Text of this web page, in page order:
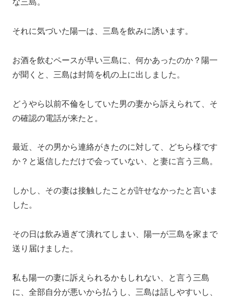
な三島。
それに気づいた陽一は、三島を飲みに誘います。
お酒を飲むペースが早い三島に、何かあったのか？陽一
が聞くと、三島は封筒を机の上に出しました。
どうやら以前不倫をしていた男の妻から訴えられて、そ
の確認の電話が来たと。
最近、その男から連絡がきたのに対して、どちら様です
か？と返信しただけで会っていない、と妻に言う三島。
しかし、その妻は接触したことが許せなかったと言いま
した。
その日は飲み過ぎて潰れてしまい、陽一が三島を家まで
送り届けました。
私も陽一の妻に訴えられるかもしれない、と言う三島
に、全部自分が悪いから払うし、三島は話しやすいし、